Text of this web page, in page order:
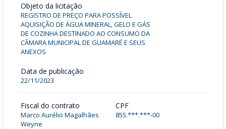
Objeto da licitação
REGISTRO DE PREÇO PARA POSSÍVEL
AQUISIÇÃO DE ÁGUA MINERAL, GELO E GÁS
DE COZINHA DESTINADO AO CONSUMO DA
CÂMARA MUNICIPAL DE GUAMARÉ E SEUS
ANEXOS
Data de publicação
22/11/2023
Fiscal do contrato
Marco Aurélio Magalhães
Weyne
CPF
855.***.***-00